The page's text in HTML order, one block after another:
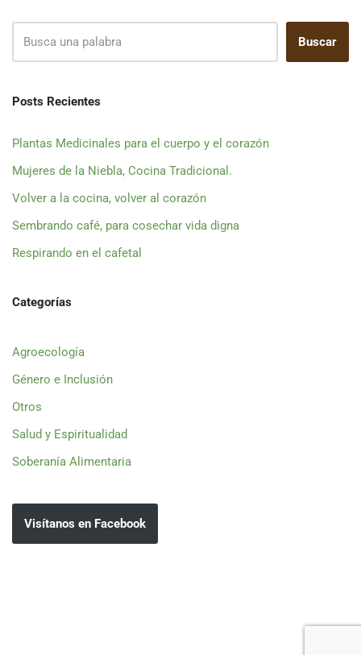
Buscar
Posts Recientes
Plantas Medicinales para el cuerpo y el corazón
Mujeres de la Niebla, Cocina Tradicional.
Volver a la cocina, volver al corazón
Sembrando café, para cosechar vida digna
Respirando en el cafetal
Categorías
Agroecología
Género e Inclusión
Otros
Salud y Espiritualidad
Soberanía Alimentaria
Visítanos en Facebook